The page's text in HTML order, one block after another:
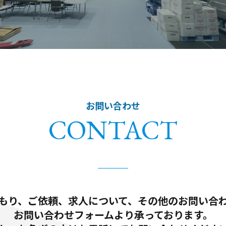
お問い合わせ
CONTACT
り、ご依頼、求人について、その他のお問い合
お問い合わせフォームより承っております。